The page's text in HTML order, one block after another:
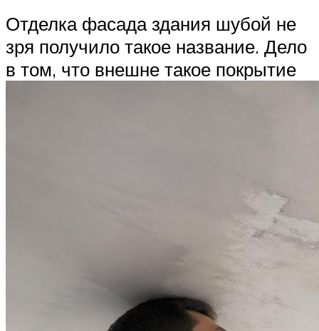
Отделка фасада здания шубой не
зря получило такое название. Дело
в том, что внешне такое покрытие